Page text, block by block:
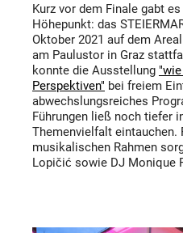
Kurz vor dem Finale gabt
Höhepunkt: das
Oktober 2021 auf dem
am Paulustor in Graz
konnte die Ausstellung
Perspektiven" bei freiem
abwechslungsreiches
Führungen ließ noch tiefer
Themenvielfalt eintauchen.
musikalischen Rahmen
Lopičić sowie DJ Monique